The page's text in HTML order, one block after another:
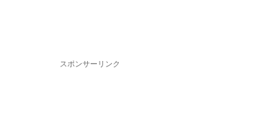
スポンサーリンク